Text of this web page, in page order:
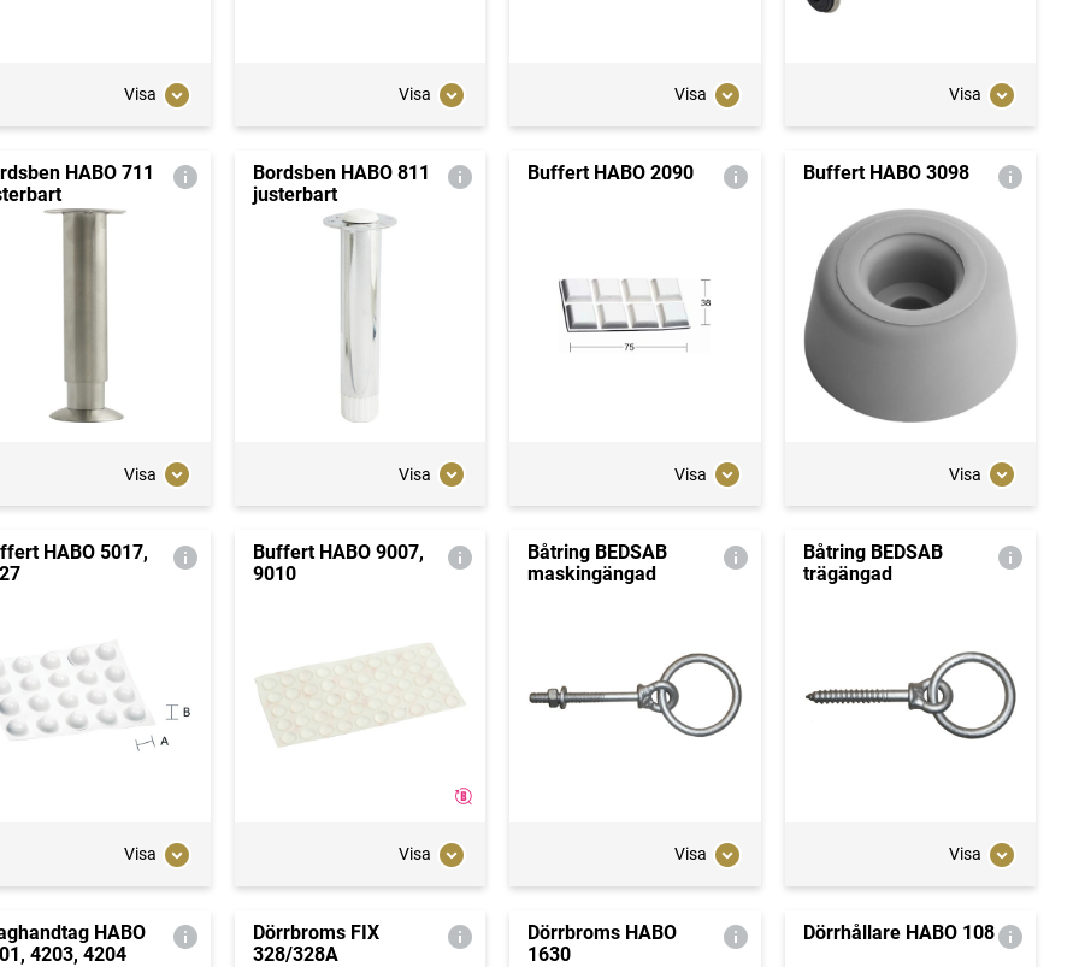
Visa Visa Visa Visa
HABO 711
Visa
Bordsben HABO 811
justerbart
Visa
Buffert HABO 2090
Visa
Buffert HABO 3098
Visa
HABO 5017,
Visa
Buffert HABO 9007,
9010
Visa
Båtring BEDSAB
maskingängad
Visa
Båtring BEDSAB
trägängad
Visa
HABO
4203, 4204
Dörrbroms FIX
328/328A
Dörrbroms HABO
1630
Dörrhållare HABO 108